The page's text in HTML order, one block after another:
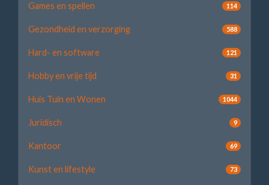
Games en spellen 114
Gezondheid en verzorging 588
Hard- en software 121
Hobby en vrije tijd 31
Huis Tuin en Wonen 1044
Juridisch 9
Kantoor 69
Kunst en lifestyle 73